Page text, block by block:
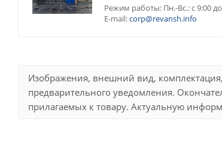
Режим работы: Пн.-Вс.: с 9:00
E-mail:corp@revansh.info
Изображения, внешний вид,
предварительного уведомления.
прилагаемых к товару. Актуальную